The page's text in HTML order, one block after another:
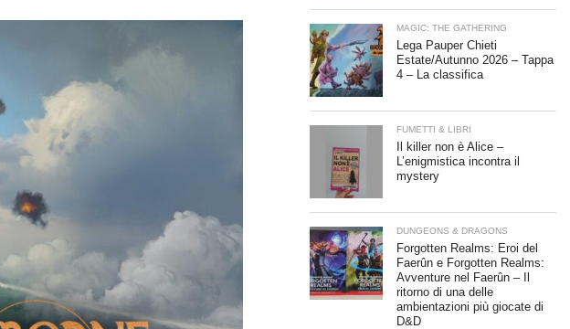
MAGIC: THE GATHERING
Lega Pauper Chieti
Estate/Autunno 2026 – Tappa
4 – La classifica
FUMETTI & LIBRI
Il killer non è Alice –
L’enigmistica incontra il
mystery
DUNGEONS & DRAGONS
Forgotten Realms: Eroi del
Faerûn e Forgotten Realms:
Avventure nel Faerûn – Il
ritorno di una delle
ambientazioni più giocate di
D&D